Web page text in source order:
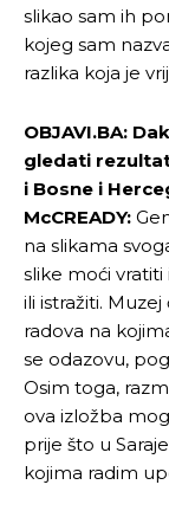
slikao sam ih
kojeg sam
razlika koja je
OBJAVI.BA:
gledati
i Bosne i
McCREADY:
na slikama
slike moći
ili istražiti.
radova na
se odazovu,
Osim toga,
ova izložba
prije što u
kojima radim